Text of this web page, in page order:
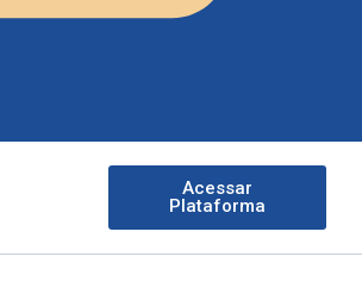
Acessar
Plataforma